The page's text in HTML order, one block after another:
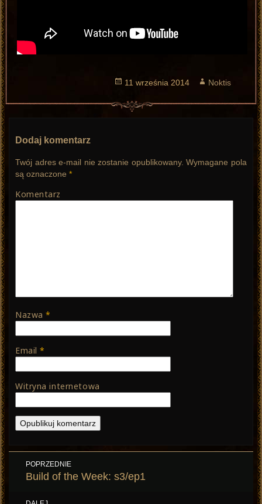
Opublikowano
11 września 2014 Autor
Noktis
Dodaj komentarz
Twój adres e-mail nie zostanie opublikowany. Wymagane pola
są oznaczone *
Komentarz
Nazwa*
Email*
Witryna internetowa
Nawigacja
wpisu
POPRZEDNIE
Poprzedni
Build of the Week: s3/ep1